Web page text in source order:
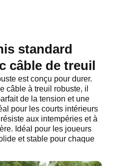
standard
câble de treuil
est conçu pour durer.
câble à treuil robuste, il
de la tension et une
pour les courts intérieurs
aux intempéries et à
Idéal pour les joueurs
et stable pour chaque